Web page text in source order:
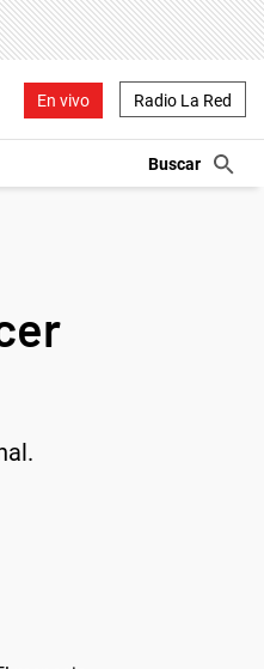
En vivo Radio La Red